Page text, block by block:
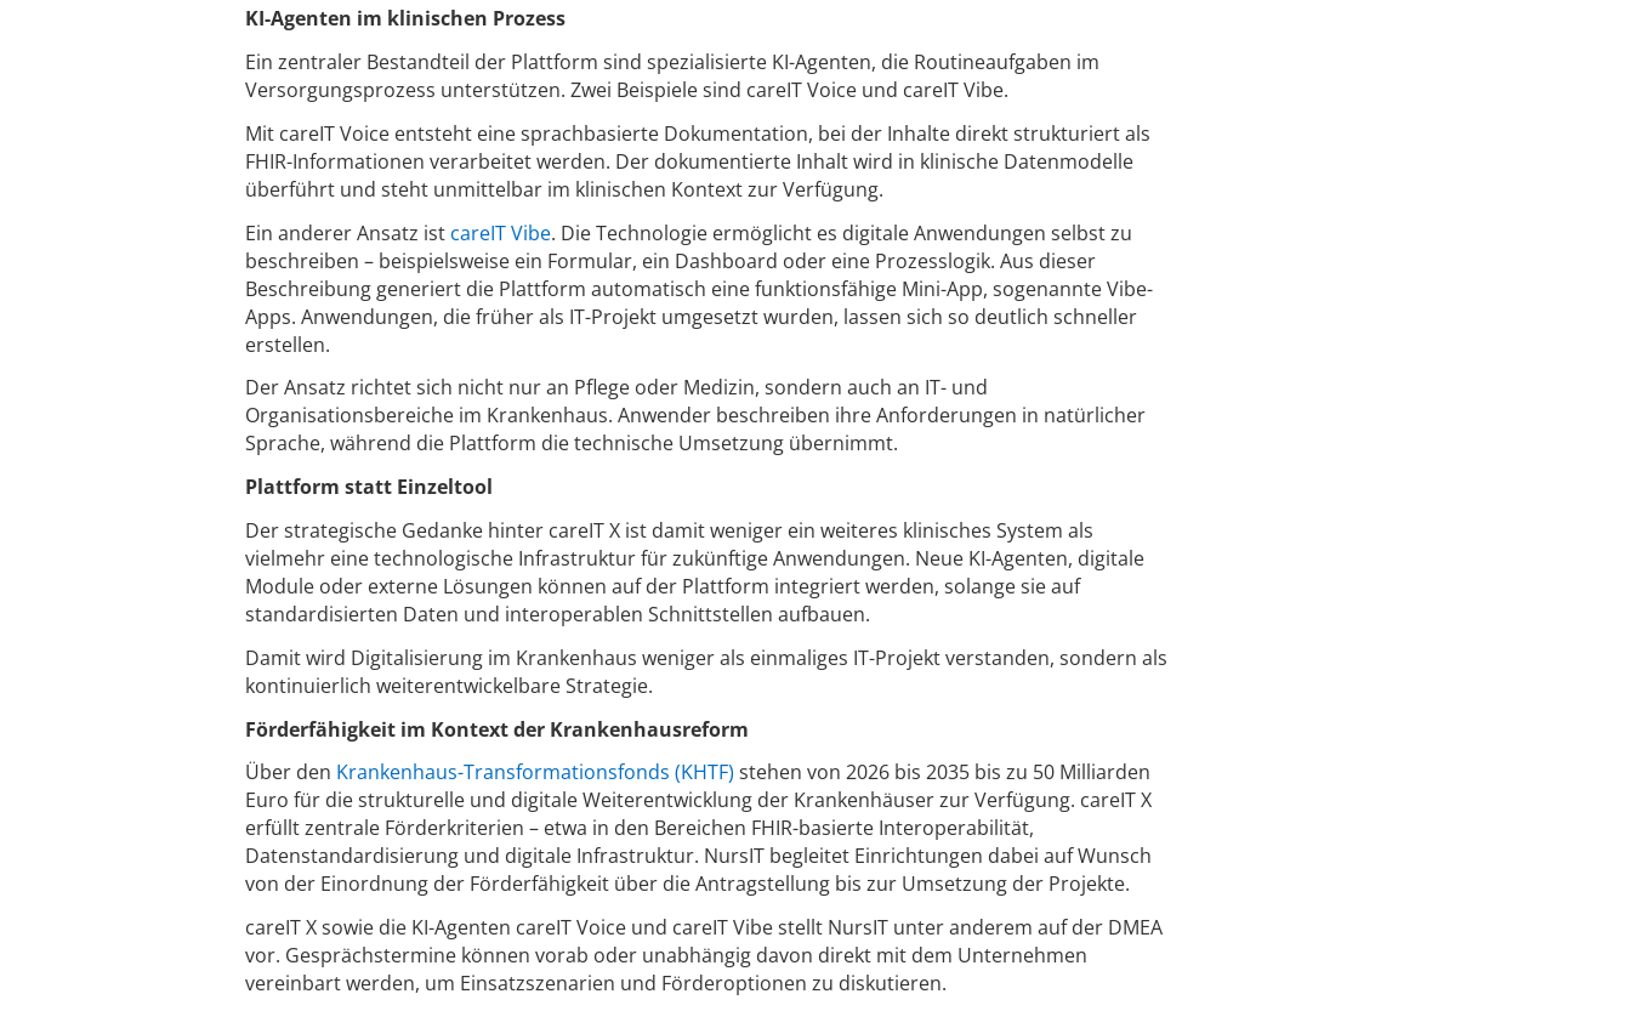
KI-Agenten im klinischen Prozess
Ein zentraler Bestandteil der Plattform sind spezialisierte KI-Agenten, die Routineaufgaben im
Versorgungsprozess unterstützen. Zwei Beispiele sind careIT Voice und careIT Vibe.
Mit careIT Voice entsteht eine sprachbasierte Dokumentation, bei der Inhalte direkt strukturiert als
FHIR-Informationen verarbeitet werden. Der dokumentierte Inhalt wird in klinische Datenmodelle
überführt und steht unmittelbar im klinischen Kontext zur Verfügung.
Ein anderer Ansatz ist careIT Vibe. Die Technologie ermöglicht es digitale Anwendungen selbst zu
beschreiben – beispielsweise ein Formular, ein Dashboard oder eine Prozesslogik. Aus dieser
Beschreibung generiert die Plattform automatisch eine funktionsfähige Mini-App, sogenannte Vibe-
Apps. Anwendungen, die früher als IT-Projekt umgesetzt wurden, lassen sich so deutlich schneller
erstellen.
Der Ansatz richtet sich nicht nur an Pflege oder Medizin, sondern auch an IT- und
Organisationsbereiche im Krankenhaus. Anwender beschreiben ihre Anforderungen in natürlicher
Sprache, während die Plattform die technische Umsetzung übernimmt.
Plattform statt Einzeltool
Der strategische Gedanke hinter careIT X ist damit weniger ein weiteres klinisches System als
vielmehr eine technologische Infrastruktur für zukünftige Anwendungen. Neue KI-Agenten, digitale
Module oder externe Lösungen können auf der Plattform integriert werden, solange sie auf
standardisierten Daten und interoperablen Schnittstellen aufbauen.
Damit wird Digitalisierung im Krankenhaus weniger als einmaliges IT-Projekt verstanden, sondern als
kontinuierlich weiterentwickelbare Strategie.
Förderfähigkeit im Kontext der Krankenhausreform
Über den Krankenhaus-Transformationsfonds (KHTF) stehen von 2026 bis 2035 bis zu 50 Milliarden
Euro für die strukturelle und digitale Weiterentwicklung der Krankenhäuser zur Verfügung. careIT X
erfüllt zentrale Förderkriterien – etwa in den Bereichen FHIR-basierte Interoperabilität,
Datenstandardisierung und digitale Infrastruktur. NursIT begleitet Einrichtungen dabei auf Wunsch
von der Einordnung der Förderfähigkeit über die Antragstellung bis zur Umsetzung der Projekte.
careIT X sowie die KI-Agenten careIT Voice und careIT Vibe stellt NursIT unter anderem auf der DMEA
vor. Gesprächstermine können vorab oder unabhängig davon direkt mit dem Unternehmen
vereinbart werden, um Einsatzszenarien und Förderoptionen zu diskutieren.